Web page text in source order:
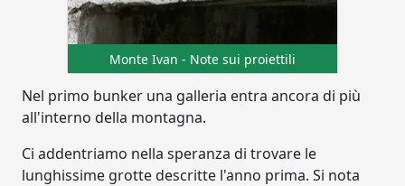
Monte Ivan - Note sui proiettili
Nel primo bunker una galleria entra ancora di più
all'interno della montagna.
Ci addentriamo nella speranza di trovare le
lunghissime grotte descritte l'anno prima. Si nota